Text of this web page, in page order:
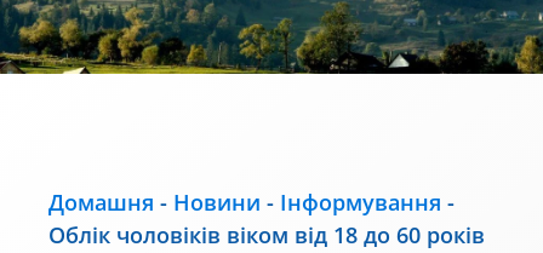
Домашня - Новини - Інформування -
Облік чоловіків віком від 18 до 60 років